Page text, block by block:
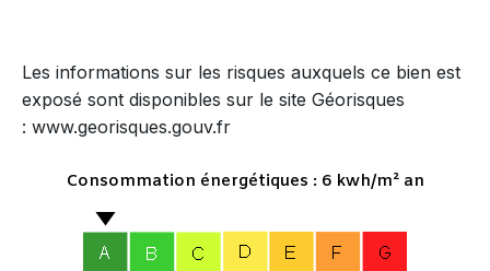
Les informations sur les risques auxquels ce bien est
exposé sont disponibles sur le site Géorisques
: www.georisques.gouv.fr
Consommation énergétiques : 6 kwh/m² an